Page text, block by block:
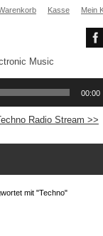
Kasse Mein
Music
Radio Stream >>
mit "Techno"